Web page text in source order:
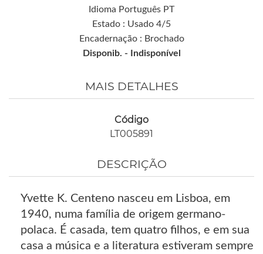
Idioma Português PT
Estado : Usado 4/5
Encadernação : Brochado
Disponib. -
Indisponível
MAIS DETALHES
Código
LT005891
DESCRIÇÃO
Yvette K. Centeno nasceu em Lisboa, em
1940, numa família de origem germano-
polaca. É casada, tem quatro filhos, e em sua
casa a música e a literatura estiveram sempre